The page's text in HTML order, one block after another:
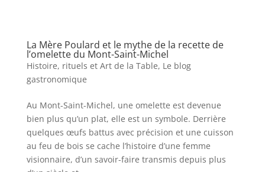
La Mère Poulard et le mythe de la recette de
l’omelette du Mont-Saint-Michel
Histoire, rituels et Art de la Table, Le blog
gastronomique
Au Mont-Saint-Michel, une omelette est devenue
bien plus qu’un plat, elle est un symbole. Derrière
quelques œufs battus avec précision et une cuisson
au feu de bois se cache l’histoire d’une femme
visionnaire, d’un savoir-faire transmis depuis plus